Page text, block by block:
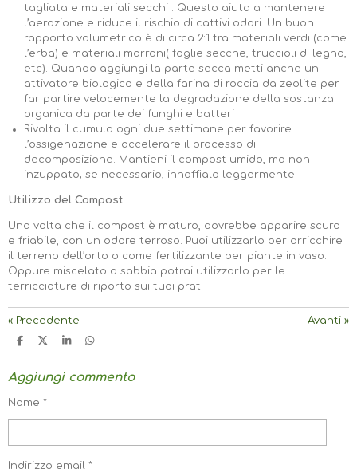
tagliata e materiali secchi . Questo aiuta a mantenere
l’aerazione e riduce il rischio di cattivi odori. Un buon
rapporto volumetrico è di circa 2:1 tra materiali verdi (come
l’erba) e materiali marroni( foglie secche, truccioli di legno,
etc). Quando aggiungi la parte secca metti anche un
attivatore biologico e della farina di roccia da zeolite per
far partire velocemente la degradazione della sostanza
organica da parte dei funghi e batteri
Rivolta il cumulo ogni due settimane per favorire
l’ossigenazione e accelerare il processo di
decomposizione. Mantieni il compost umido, ma non
inzuppato; se necessario, innaffialo leggermente.
Utilizzo del Compost
Una volta che il compost è maturo, dovrebbe apparire scuro
e friabile, con un odore terroso. Puoi utilizzarlo per arricchire
il terreno dell’orto o come fertilizzante per piante in vaso.
Oppure miscelato a sabbia potrai utilizzarlo per le
terricciature di riporto sui tuoi prati
« Precedente Avanti »
C
D
I
I
D
C
D
V
D
C
D
D
C
D
D
Aggiungi commento
Nome *
Indirizzo email *